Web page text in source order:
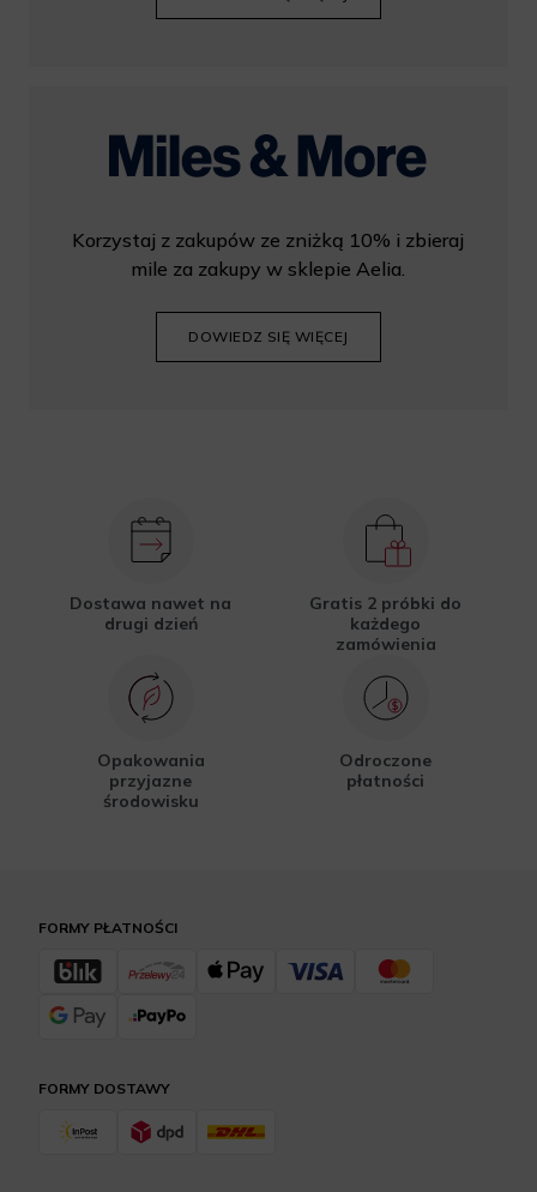
Korzystaj z zakupów ze zniżką 10% i zbieraj
mile za zakupy w sklepie Aelia.
DOWIEDZ SIĘ WIĘCEJ
Dostawa nawet na
drugi dzień
Gratis 2 próbki do
każdego
zamówienia
Opakowania
przyjazne
środowisku
Odroczone
płatności
FORMY DOSTAWY
FORMY PŁATNOŚCI